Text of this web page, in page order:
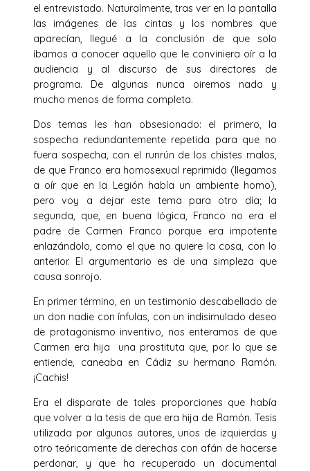
el entrevistado. Naturalmente, tras ver en la pantalla
las imágenes de las cintas y los nombres que
aparecían, llegué a la conclusión de que solo
íbamos a conocer aquello que le conviniera oír a la
audiencia y al discurso de sus directores de
programa. De algunas nunca oiremos nada y
mucho menos de forma completa.
Dos temas les han obsesionado: el primero, la
sospecha redundantemente repetida para que no
fuera sospecha, con el runrún de los chistes malos,
de que Franco era homosexual reprimido (llegamos
a oír que en la Legión había un ambiente homo),
pero voy a dejar este tema para otro día; la
segunda, que, en buena lógica, Franco no era el
padre de Carmen Franco porque era impotente
enlazándolo, como el que no quiere la cosa, con lo
anterior. El argumentario es de una simpleza que
causa sonrojo.
En primer término, en un testimonio descabellado de
un don nadie con ínfulas, con un indisimulado deseo
de protagonismo inventivo, nos enteramos de que
Carmen era hija una prostituta que, por lo que se
entiende, caneaba en Cádiz su hermano Ramón.
¡Cachis!
Era el disparate de tales proporciones que había
que volver a la tesis de que era hija de Ramón. Tesis
utilizada por algunos autores, unos de izquierdas y
otro teóricamente de derechas con afán de hacerse
perdonar, y que ha recuperado un documental